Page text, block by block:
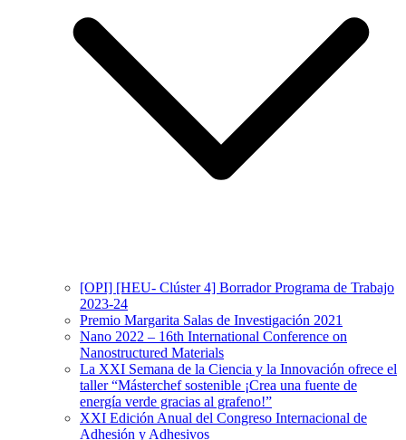
[OPI] [HEU- Clúster 4] Borrador Programa de Trabajo
2023-24
Premio Margarita Salas de Investigación 2021
Nano 2022 – 16th International Conference on
Nanostructured Materials
La XXI Semana de la Ciencia y la Innovación ofrece el
taller “Másterchef sostenible ¡Crea una fuente de
energía verde gracias al grafeno!”
XXI Edición Anual del Congreso Internacional de
Adhesión y Adhesivos